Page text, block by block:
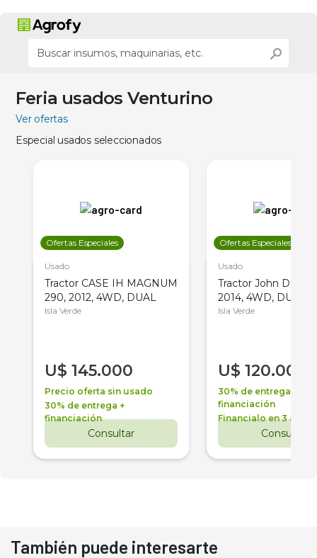
Feria usados Venturino
Ver ofertas
Especial usados seleccionados
Ofertas Especiales
Usado
Tractor CASE IH MAGNUM
290, 2012, 4WD, DUAL
Isla Verde
U$ 145.000
Precio oferta sin usado
30% de entrega +
financiación
Consultar
Ofertas Especiales
Usado
Tractor John Deere
2014, 4WD, DUAL
Isla Verde
U$ 120.000
30% de entrega +
financiación
Financialo en 3 años
Consultar
También puede interesarte